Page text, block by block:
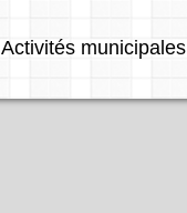
Activités municipales